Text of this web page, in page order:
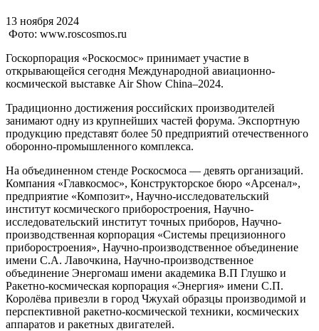
13 ноября 2024
Фото: www.roscosmos.ru
Госкорпорация «Роскосмос» принимает участие в
открывающейся сегодня Международной авиационно-
космической выставке Air Show China–2024.
Традиционно достижения российских производителей
занимают одну из крупнейших частей форума. Экспортную
продукцию представят более 50 предприятий отечественного
оборонно-промышленного комплекса.
На объединенном стенде Роскосмоса — девять организаций.
Компания «Главкосмос», Конструкторское бюро «Арсенал»,
предприятие «Композит», Научно-исследовательский
институт космического приборостроения, Научно-
исследовательский институт точных приборов, Научно-
производственная корпорация «Системы прецизионного
приборостроения», Научно-производственное объединение
имени С.А. Лавочкина, Научно-производственное
объединение Энергомаш имени академика В.П Глушко и
Ракетно-космическая корпорация «Энергия» имени С.П.
Королёва привезли в город Чжухай образцы производимой и
перспективной ракетно-космической техники, космических
аппаратов и ракетных двигателей.